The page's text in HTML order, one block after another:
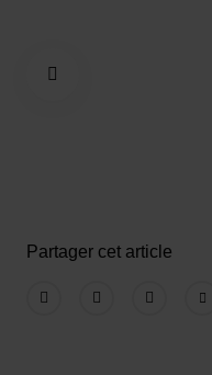
Partager cet article